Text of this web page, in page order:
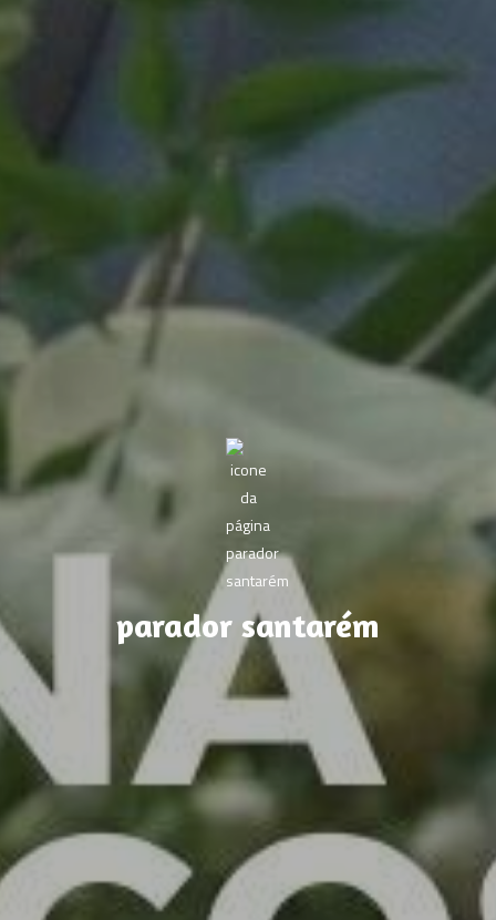
parador santarém